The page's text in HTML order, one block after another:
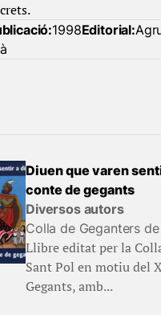
1998Editorial:
Diuen que varen
conte de gegants
Diversos autors
Colla de Geganters
Llibre editat per la
Sant Pol en motiu del
Gegants, amb...